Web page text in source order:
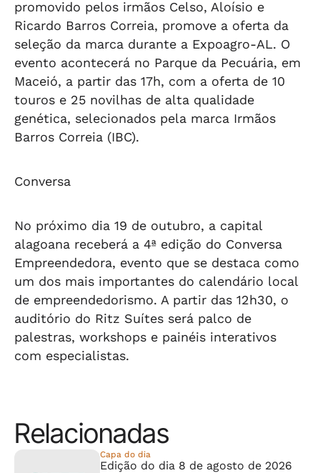
promovido pelos irmãos Celso, Aloísio e
Ricardo Barros Correia, promove a oferta da
seleção da marca durante a Expoagro-AL. O
evento acontecerá no Parque da Pecuária, em
Maceió, a partir das 17h, com a oferta de 10
touros e 25 novilhas de alta qualidade
genética, selecionados pela marca Irmãos
Barros Correia (IBC).
Conversa
No próximo dia 19 de outubro, a capital
alagoana receberá a 4ª edição do Conversa
Empreendedora, evento que se destaca como
um dos mais importantes do calendário local
de empreendedorismo. A partir das 12h30, o
auditório do Ritz Suítes será palco de
palestras, workshops e painéis interativos
com especialistas.
Relacionadas
Capa do dia
Edição do dia 8 de agosto de 2026